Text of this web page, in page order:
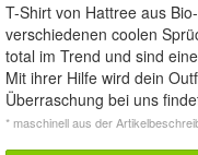
T-Shirt von Hattree aus
verschiedenen coolen
total im Trend und sind
Mit ihrer Hilfe wird dein
Überraschung bei uns
* maschinell aus der